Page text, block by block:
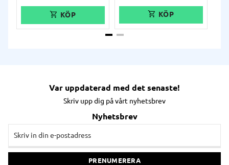
Var uppdaterad med det senaste!
Skriv upp dig på vårt nyhetsbrev
Nyhetsbrev
PRENUMERERA